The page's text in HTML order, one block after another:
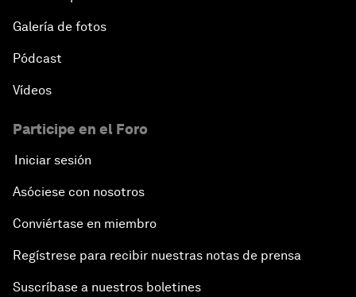
Galería de fotos
Pódcast
Vídeos
Participe en el Foro
Iniciar sesión
Asóciese con nosotros
Conviértase en miembro
Regístrese para recibir nuestras notas de prensa
Suscríbase a nuestros boletines